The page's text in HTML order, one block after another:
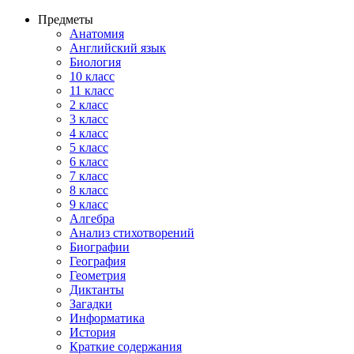
Предметы
Анатомия
Английский язык
Биология
10 класс
11 класс
2 класс
3 класс
4 класс
5 класс
6 класс
7 класс
8 класс
9 класс
Алгебра
Анализ стихотворений
Биографии
География
Геометрия
Диктанты
Загадки
Информатика
История
Краткие содержания